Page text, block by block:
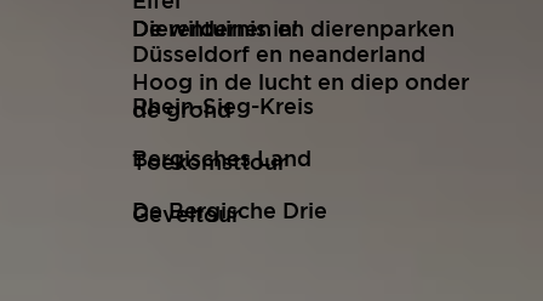
De wildernis in!
Hoog in de lucht en diep onder
de grond
Toekomsttour
Geveltour
Düsseldorf en neanderland
Rhein-Sieg-Kreis
Bergisches Land
De Bergische Drie
Dierentuinen en dierenparken